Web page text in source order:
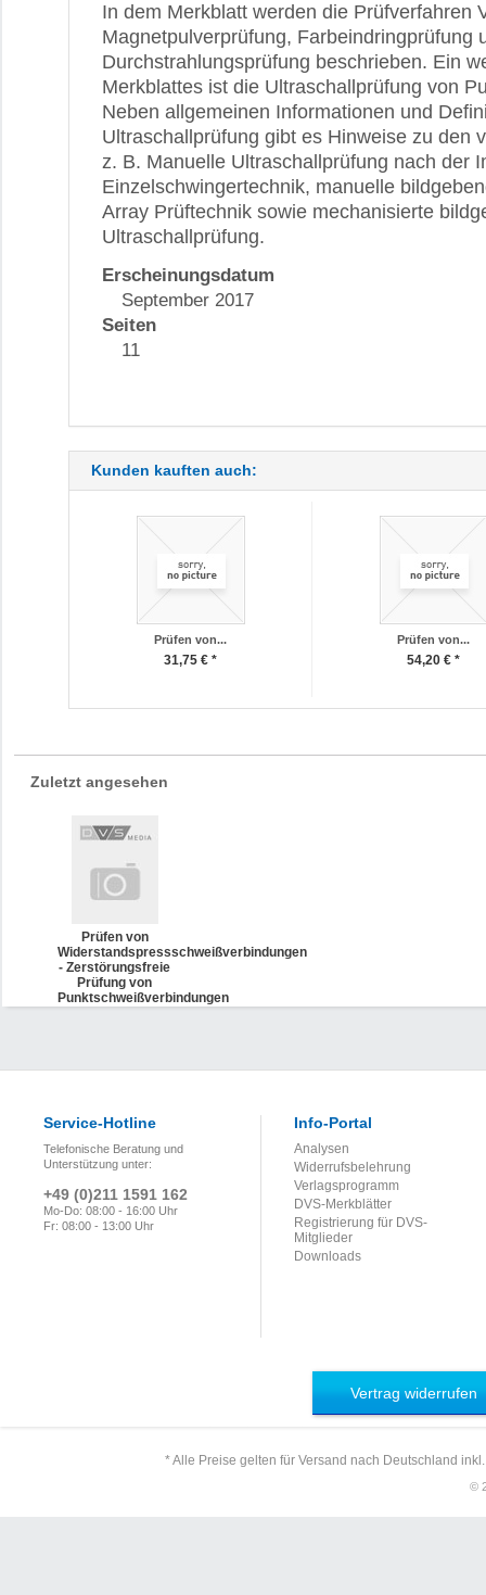
In dem Merkblatt werden die Prüfverfahren
Magnetpulverprüfung, Farbeindringprüfung
Durchstrahlungsprüfung beschrieben. Ein
Merkblattes ist die Ultraschallprüfung von
Neben allgemeinen Informationen und
Ultraschallprüfung gibt es Hinweise zu den
z. B. Manuelle Ultraschallprüfung nach der
Einzelschwingertechnik, manuelle
Array Prüftechnik sowie mechanisierte
Ultraschallprüfung.
Erscheinungsdatum
September 2017
Seiten
11
Kunden kauften auch:
Prüfen von...
31,75 € *
Prüfen von...
54,20 € *
Zuletzt angesehen
Prüfen von
Widerstandspressschweißverbindungen
- Zerstörungsfreie
Prüfung von
Punktschweißverbindungen
Service-Hotline
Telefonische Beratung und
Unterstützung unter:
+49 (0)211 1591 162
Mo-Do: 08:00 - 16:00 Uhr
Fr: 08:00 - 13:00 Uhr
Info-Portal
Analysen
Widerrufsbelehrung
Verlagsprogramm
DVS-Merkblätter
Registrierung für DVS-
Mitglieder
Downloads
Vertrag widerrufen
* Alle Preise gelten für Versand nach Deutschland
©